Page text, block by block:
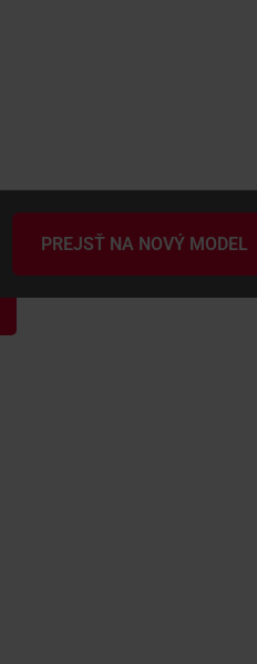
PREJSŤ NA NOVÝ MODEL